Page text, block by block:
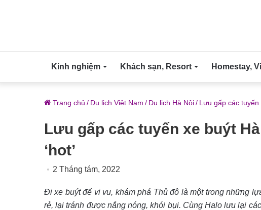
Kinh nghiệm Khách sạn, Resort Homestay,
Trang chủ / Du lịch Việt Nam / Du lịch Hà Nội/ Lưu gấp các tuyến
Lưu gấp các tuyến xe buýt
‘hot’
2 Tháng tám, 2022
Đi xe buýt để vi vu, khám phá Thủ đô là một trong những
rẻ, lại tránh được nắng nóng, khói bụi. Cùng Halo lưu lại